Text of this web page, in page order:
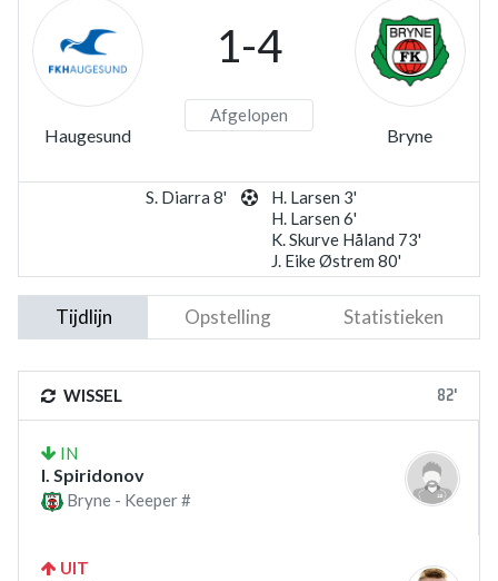
Haugesund
1-4
Afgelopen
Bryne
S. Diarra 8'
H. Larsen 3'
H. Larsen 6'
K. Skurve Håland 73'
J. Eike Østrem 80'
Tijdlijn Opstelling Statistieken
WISSEL 82'
IN
I. Spiridonov
Bryne - Keeper #
UIT